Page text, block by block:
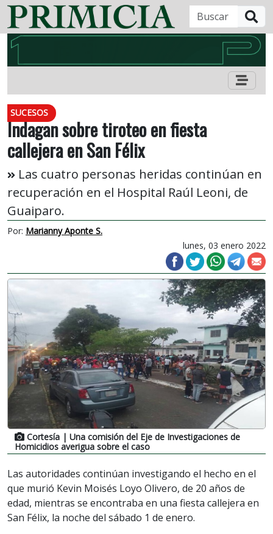
SUCESOS
Indagan sobre tiroteo en fiesta
callejera en San Félix
Las cuatro personas heridas continúan en
recuperación en el Hospital Raúl Leoni, de
Guaiparo.
Por: Marianny Aponte S.
lunes, 03 enero 2022
Cortesía | Una comisión del Eje de Investigaciones de
Homicidios averigua sobre el caso
Las autoridades continúan investigando el hecho en el
que murió Kevin Moisés Loyo Olivero, de 20 años de
edad, mientras se encontraba en una fiesta callejera en
San Félix, la noche del sábado 1 de enero.